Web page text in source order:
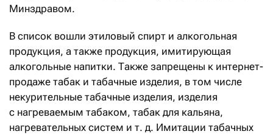
Минздравом.
В список вошли этиловый спирт и алкогольная
продукция, а также продукция, имитирующая
алкогольные напитки. Также запрещены к интернет-
продаже табак и табачные изделия, в том числе
некурительные табачные изделия, изделия
с нагреваемым табаком, табак для кальяна,
нагревательных систем и т. д. Имитации табачных